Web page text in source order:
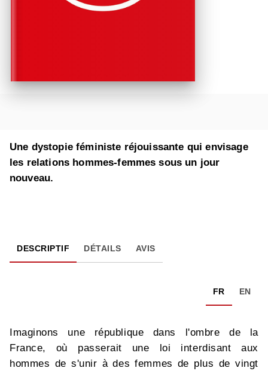
Une dystopie féministe réjouissante qui envisage
les relations hommes-femmes sous un jour
nouveau.
DESCRIPTIF DÉTAILS AVIS
FR EN
Imaginons une république dans l'ombre de la
France, où passerait une loi interdisant aux
hommes de s'unir à des femmes de plus de vingt